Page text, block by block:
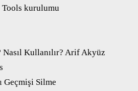
kurulumu
Nasıl Kullanılır? Arif Akyüz
Geçmişi Silme